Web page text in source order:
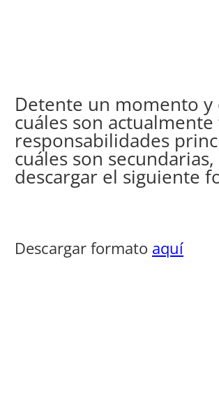
Detente un momento y
cuáles son actualmente
responsabilidades
cuáles son
descargar el siguiente
Descargar formato aquí